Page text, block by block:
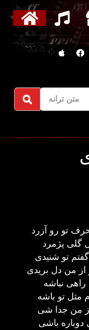
ترانه
تو رو آزرد
گلی پژمرد
تو شنیدی
من دل بریدی
راهی نباشه
مثل تو باشه
من جدا شی
باشی